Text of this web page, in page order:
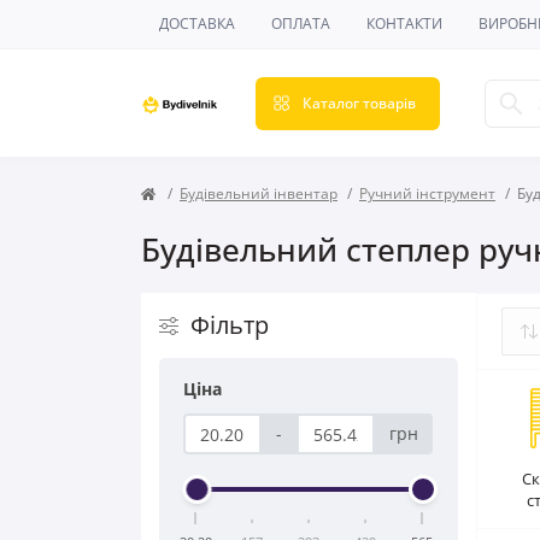
ДОСТАВКА ОПЛАТА КОНТАКТИ
Каталог товарів
Будівельний інвентар Ручний інструмент
Будівельний степлер
Фільтр
Ціна
-
грн